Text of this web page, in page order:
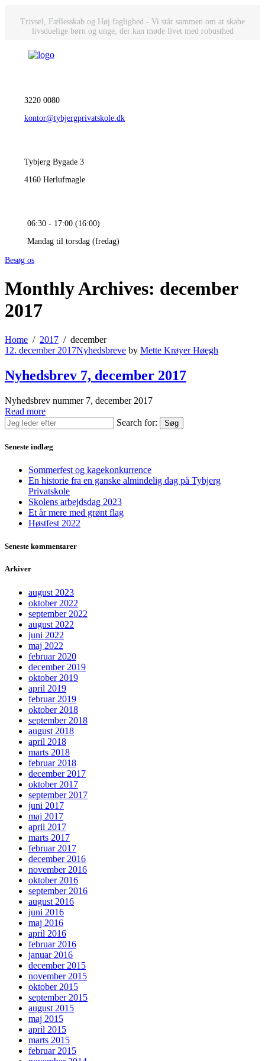
Trivsel, Fællesskab og Høj faglighed - Vi står sammen om at skabe
livsduelige børn og unge, der kan møde livet med robusthed
3220 0080
kontor@tybjergprivatskole.dk
Tybjerg Bygade 3
4160 Herlufmagle
06:30 - 17:00 (16:00)
Mandag til torsdag (fredag)
Besøg os
Monthly Archives: december
2017
Home 2017
december
12. december 2017Nyhedsbreve by Mette Krøyer Høegh
Nyhedsbrev 7, december 2017
Nyhedsbrev nummer 7, december 2017
Read more
Search for:
Søg
Seneste indlæg
Sommerfest og kagekonkurrence
En historie fra en ganske almindelig dag på Tybjerg
Privatskole
Skolens arbejdsdag 2023
Et år mere med grønt flag
Høstfest 2022
Seneste kommentarer
Arkiver
august 2023
oktober 2022
september 2022
august 2022
juni 2022
maj 2022
februar 2020
december 2019
oktober 2019
april 2019
februar 2019
oktober 2018
september 2018
august 2018
april 2018
marts 2018
februar 2018
december 2017
oktober 2017
september 2017
juni 2017
maj 2017
april 2017
marts 2017
februar 2017
december 2016
november 2016
oktober 2016
september 2016
august 2016
juni 2016
maj 2016
april 2016
februar 2016
januar 2016
december 2015
november 2015
oktober 2015
september 2015
august 2015
maj 2015
april 2015
marts 2015
februar 2015